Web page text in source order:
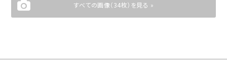
すべての画像（34枚）を見る »